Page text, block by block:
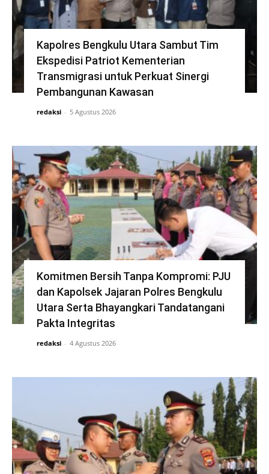
Kapolres Bengkulu Utara Sambut Tim
Ekspedisi Patriot Kementerian
Transmigrasi untuk Perkuat Sinergi
Pembangunan Kawasan
redaksi - 5 Agustus 2026
Komitmen Bersih Tanpa Kompromi: PJU
dan Kapolsek Jajaran Polres Bengkulu
Utara Serta Bhayangkari Tandatangani
Pakta Integritas
redaksi - 4 Agustus 2026